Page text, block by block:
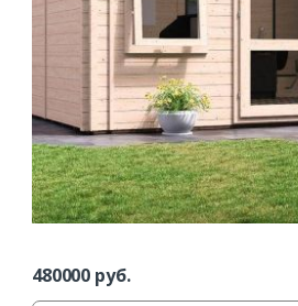
480000 руб.